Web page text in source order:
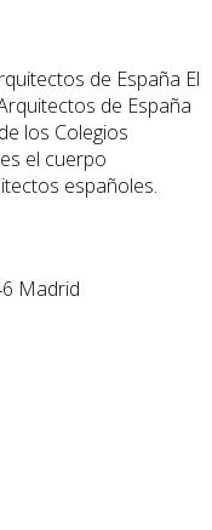
El
de España
los Colegios
el cuerpo
españoles.
Madrid